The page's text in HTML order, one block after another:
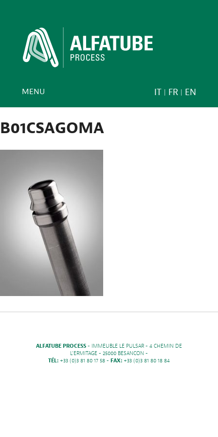
IT FR EN
MENU
B01CSAGOMA
ALFATUBE PROCESS - IMMEUBLE LE PULSAR - 4 CHEMIN DE
L'ERMITAGE - 25000 BESANCON -
TÉL: +33 (0)3 81 80 17 58 - FAX: +33 (0)3 81 80 18 84